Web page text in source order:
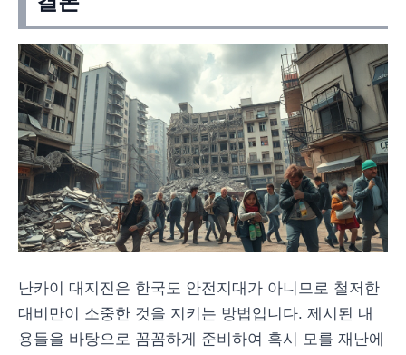
난카이 대지진은 한국도 안전지대가 아니므로 철저한
대비만이 소중한 것을 지키는 방법입니다. 제시된 내
용들을 바탕으로 꼼꼼하게 준비하여 혹시 모를 재난에